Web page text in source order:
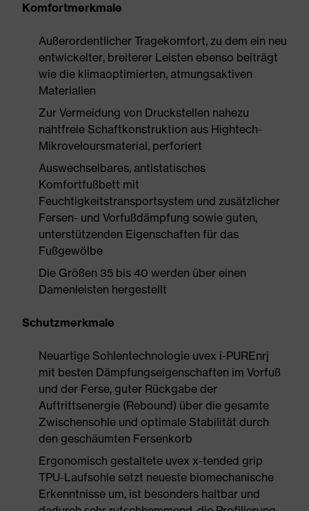
Komfortmerkmale
Außerordentlicher Tragekomfort, zu dem ein neu
entwickelter, breiterer Leisten ebenso beiträgt
wie die klimaoptimierten, atmungsaktiven
Materialien
Zur Vermeidung von Druckstellen nahezu
nahtfreie Schaftkonstruktion aus Hightech-
Mikroveloursmaterial, perforiert
Auswechselbares, antistatisches
Komfortfußbett mit
Feuchtigkeitstransportsystem und zusätzlicher
Fersen- und Vorfußdämpfung sowie guten,
unterstützenden Eigenschaften für das
Fußgewölbe
Die Größen 35 bis 40 werden über einen
Damenleisten hergestellt
Schutzmerkmale
Neuartige Sohlentechnologie uvex i-PUREnrj
mit besten Dämpfungseigenschaften im Vorfuß
und der Ferse, guter Rückgabe der
Auftrittsenergie (Rebound) über die gesamte
Zwischensohle und optimale Stabilität durch
den geschäumten Fersenkorb
Ergonomisch gestaltete uvex x-tended grip
TPU-Laufsohle setzt neueste biomechanische
Erkenntnisse um, ist besonders haltbar und